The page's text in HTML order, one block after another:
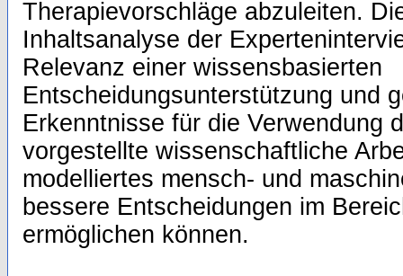
Therapievorschläge abzuleiten.
Inhaltsanalyse der
Relevanz einer wissensbasierten
Entscheidungsunterstützung und
Erkenntnisse für die Verwendung
vorgestellte wissenschaftliche
modelliertes mensch- und
bessere Entscheidungen im
ermöglichen können.